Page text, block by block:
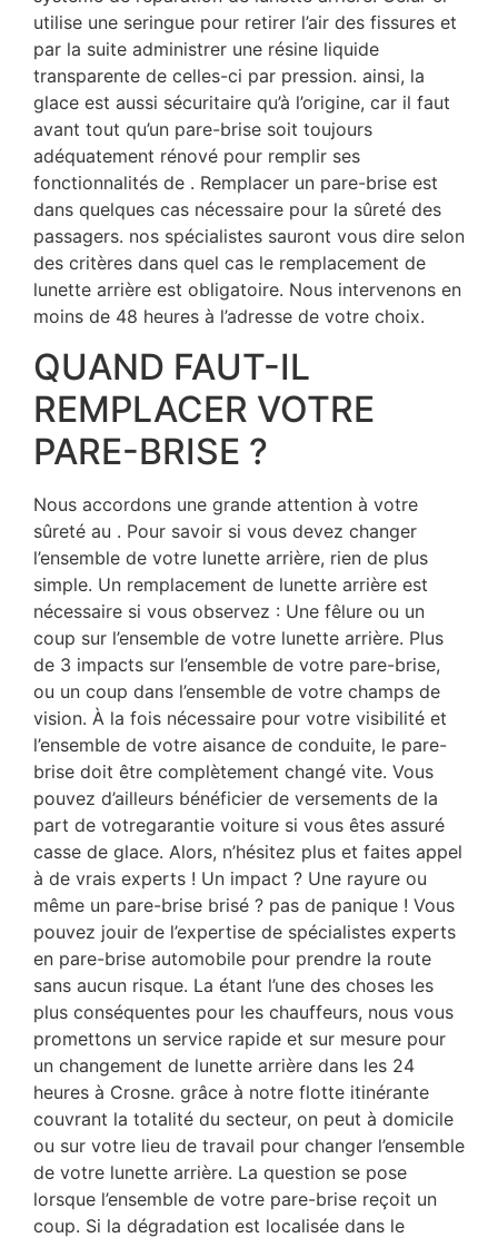
utilise une seringue pour retirer l’air des fissures et
par la suite administrer une résine liquide
transparente de celles-ci par pression. ainsi, la
glace est aussi sécuritaire qu’à l’origine, car il faut
avant tout qu’un pare-brise soit toujours
adéquatement rénové pour remplir ses
fonctionnalités de . Remplacer un pare-brise est
dans quelques cas nécessaire pour la sûreté des
passagers. nos spécialistes sauront vous dire selon
des critères dans quel cas le remplacement de
lunette arrière est obligatoire. Nous intervenons en
moins de 48 heures à l’adresse de votre choix.
QUAND FAUT-IL
REMPLACER VOTRE
PARE-BRISE ?
Nous accordons une grande attention à votre
sûreté au . Pour savoir si vous devez changer
l’ensemble de votre lunette arrière, rien de plus
simple. Un remplacement de lunette arrière est
nécessaire si vous observez : Une fêlure ou un
coup sur l’ensemble de votre lunette arrière. Plus
de 3 impacts sur l’ensemble de votre pare-brise,
ou un coup dans l’ensemble de votre champs de
vision. À la fois nécessaire pour votre visibilité et
l’ensemble de votre aisance de conduite, le pare-
brise doit être complètement changé vite. Vous
pouvez d’ailleurs bénéficier de versements de la
part de votregarantie voiture si vous êtes assuré
casse de glace. Alors, n’hésitez plus et faites appel
à de vrais experts ! Un impact ? Une rayure ou
même un pare-brise brisé ? pas de panique ! Vous
pouvez jouir de l’expertise de spécialistes experts
en pare-brise automobile pour prendre la route
sans aucun risque. La étant l’une des choses les
plus conséquentes pour les chauffeurs, nous vous
promettons un service rapide et sur mesure pour
un changement de lunette arrière dans les 24
heures à Crosne. grâce à notre flotte itinérante
couvrant la totalité du secteur, on peut à domicile
ou sur votre lieu de travail pour changer l’ensemble
de votre lunette arrière. La question se pose
lorsque l’ensemble de votre pare-brise reçoit un
coup. Si la dégradation est localisée dans le